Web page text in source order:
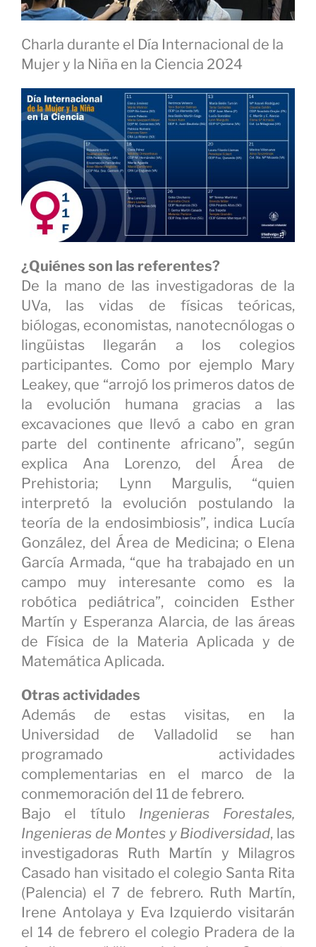
Charla durante el Día Internacional de la
Mujer y la Niña en la Ciencia 2024
¿Quiénes son las referentes?
De la mano de las investigadoras de la
UVa, las vidas de físicas teóricas,
biólogas, economistas, nanotecnólogas o
lingüistas llegarán a los colegios
participantes. Como por ejemplo Mary
Leakey, que “arrojó los primeros datos de
la evolución humana gracias a las
excavaciones que llevó a cabo en gran
parte del continente africano”, según
explica Ana Lorenzo, del Área de
Prehistoria; Lynn Margulis, “quien
interpretó la evolución postulando la
teoría de la endosimbiosis”, indica Lucía
González, del Área de Medicina; o Elena
García Armada, “que ha trabajado en un
campo muy interesante como es la
robótica pediátrica”, coinciden Esther
Martín y Esperanza Alarcia, de las áreas
de Física de la Materia Aplicada y de
Matemática Aplicada.
Otras actividades
Además de estas visitas, en la
Universidad de Valladolid se han
programado actividades
complementarias en el marco de la
conmemoración del 11 de febrero.
Bajo el título Ingenieras Forestales,
Ingenieras de Montes y Biodiversidad, las
investigadoras Ruth Martín y Milagros
Casado han visitado el colegio Santa Rita
(Palencia) el 7 de febrero. Ruth Martín,
Irene Antolaya y Eva Izquierdo visitarán
el 14 de febrero el colegio Pradera de la